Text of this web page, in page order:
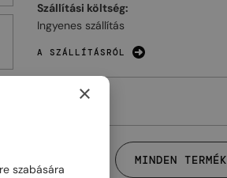
Szállítási költség:
Ingyenes szállítás
A SZÁLLÍTÁSRÓL
MINDEN TERMÉK
×
szabására